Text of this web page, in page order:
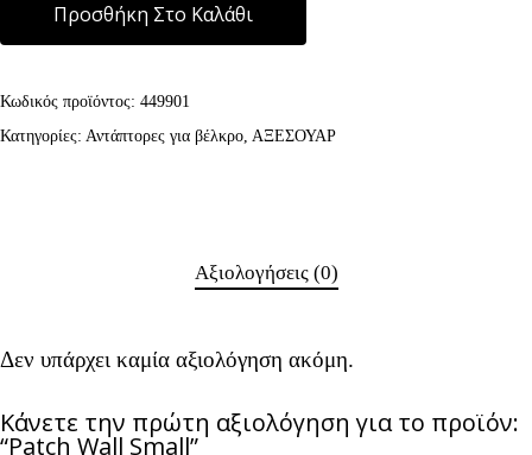
Προσθήκη Στο Καλάθι
Κωδικός προϊόντος: 449901
Κατηγορίες: Αντάπτορες για βέλκρο, ΑΞΕΣΟΥΑΡ
Αξιολογήσεις (0)
Δεν υπάρχει καμία αξιολόγηση ακόμη.
Κάνετε την πρώτη αξιολόγηση για το προϊόν:
“Patch Wall Small”